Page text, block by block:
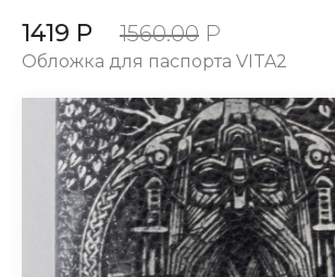
1419 Р 1560.00 Р
Обложка для паспорта VITA2